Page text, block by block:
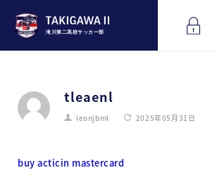
滝川第二高校サッカー部
tleaenl
ieonjbml 2025年05月31日
buy acticin mastercard